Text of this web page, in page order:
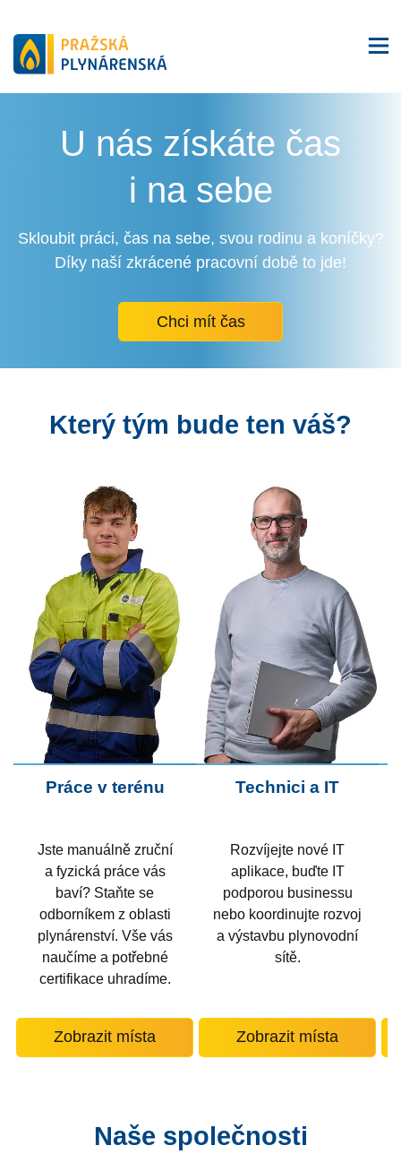
U nás získáte čas
i na sebe
Skloubit práci, čas na sebe, svou rodinu a koníčky?
Díky naší zkrácené pracovní době to jde!
Chci mít čas
Který tým bude ten váš?
Práce v terénu
Jste manuálně zruční
a fyzická práce vás
baví? Staňte se
odborníkem z oblasti
plynárenství. Vše vás
naučíme a potřebné
certifikace uhradíme.
Zobrazit místa
Technici a IT
Rozvíjejte nové IT
aplikace, buďte IT
podporou businessu
nebo koordinujte rozvoj
a výstavbu plynovodní
sítě.
Zobrazit místa
Naše společnosti